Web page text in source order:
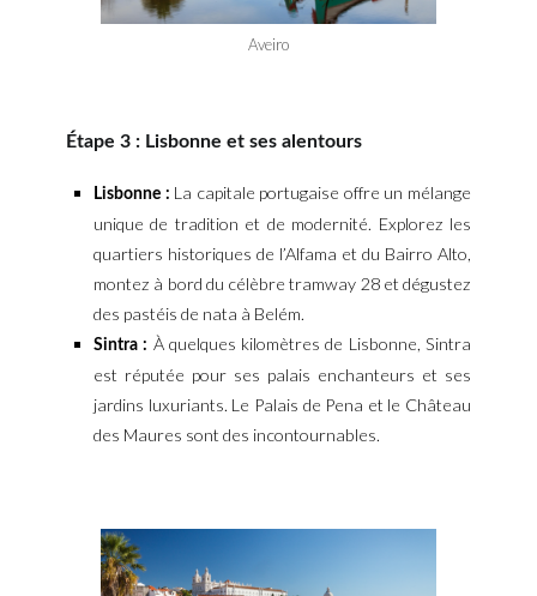
Aveiro
Étape 3 : Lisbonne et ses alentours
Lisbonne : La capitale portugaise offre un mélange
unique de tradition et de modernité. Explorez les
quartiers historiques de l’Alfama et du Bairro Alto,
montez à bord du célèbre tramway 28 et dégustez
des pastéis de nata à Belém.
Sintra : À quelques kilomètres de Lisbonne, Sintra
est réputée pour ses palais enchanteurs et ses
jardins luxuriants. Le Palais de Pena et le Château
des Maures sont des incontournables.